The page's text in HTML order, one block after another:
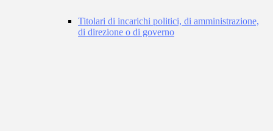
Titolari di incarichi politici, di amministrazione,
di direzione o di governo